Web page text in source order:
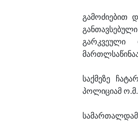
გამოძიებით
გარკვეული
საქმეზე
პოლიციამ